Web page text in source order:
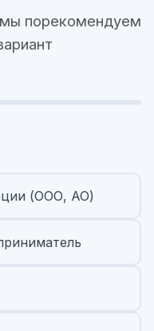
порекомендуем
(ООО, АО)